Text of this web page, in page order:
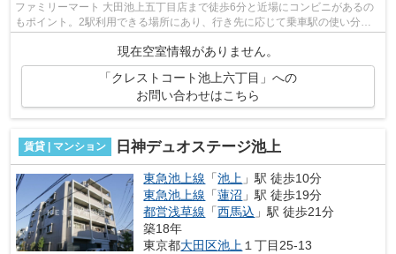
ファミリーマート 大田池上五丁目店まで徒歩6分と近場にコンビニがあるの
もポイント。2駅利用できる場所にあり、行き先に応じて乗車駅の使い分け
現在空室情報がありません。
「クレストコート池上六丁目」への
お問い合わせはこちら
賃貸 | マンション 日神デュオステージ池上
東急池上線 「池上 」駅 徒歩10分
東急池上線 「蓮沼 」駅 徒歩19分
都営浅草線 「西馬込 」駅 徒歩21分
築18年
東京都大田区池上１丁目25-13